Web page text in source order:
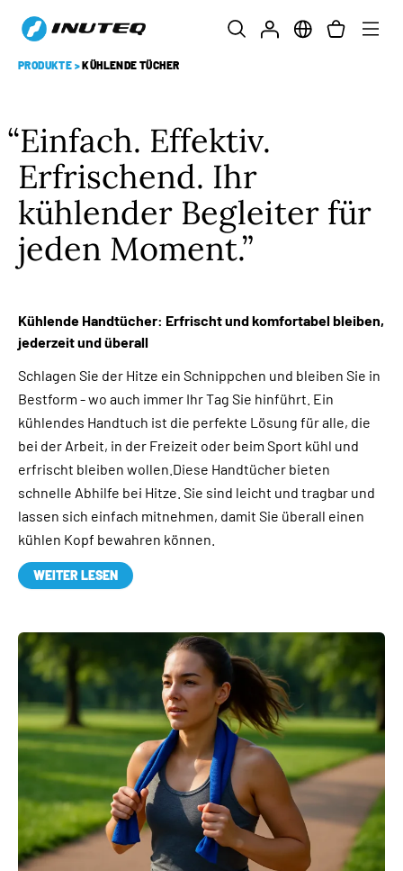
PRODUKTE >KÜHLENDE TÜCHER
Einfach. Effektiv.
Erfrischend. Ihr
kühlender Begleiter für
jeden Moment.
Kühlende Handtücher: Erfrischt und komfortabel bleiben,
jederzeit und überall
Schlagen Sie der Hitze ein Schnippchen und bleiben Sie in
Bestform - wo auch immer Ihr Tag Sie hinführt. Ein
kühlendes Handtuch ist die perfekte Lösung für alle, die
bei der Arbeit, in der Freizeit oder beim Sport kühl und
erfrischt bleiben wollen.Diese Handtücher bieten
schnelle Abhilfe bei Hitze. Sie sind leicht und tragbar und
lassen sich einfach mitnehmen, damit Sie überall einen
kühlen Kopf bewahren können.
WEITER LESEN